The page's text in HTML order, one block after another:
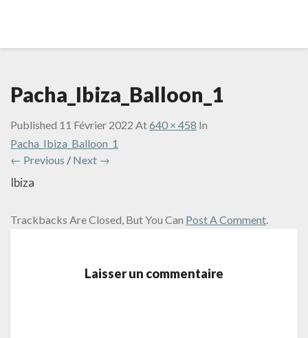
Pacha_Ibiza_Balloon_1
Published 11 Février 2022 At640 × 458 In
Pacha_Ibiza_Balloon_1
← Previous / Next →
Ibiza
Trackbacks Are Closed, But You Can Post A Comment
Laisser un commentaire